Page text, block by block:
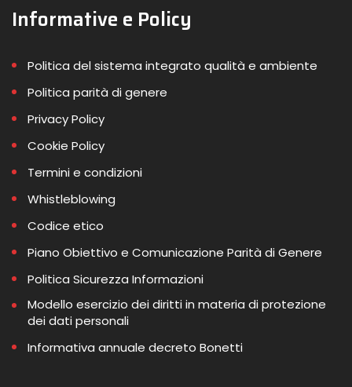
Informative e Policy
Politica del sistema integrato qualità e ambiente
Politica parità di genere
Privacy Policy
Cookie Policy
Termini e condizioni
Whistleblowing
Codice etico
Piano Obiettivo e Comunicazione Parità di Genere
Politica Sicurezza Informazioni
Modello esercizio dei diritti in materia di protezione
dei dati personali
Informativa annuale decreto Bonetti